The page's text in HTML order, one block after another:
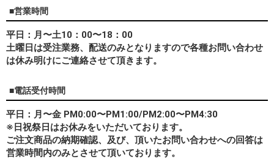
■営業時間
平日：月〜土10：00〜18：00
土曜日は受注業務、配送のみとなりますので各種お問い合わせ
は休み明けにご連絡させて頂きます。
■電話受付時間
平日：月〜金 PM0:00〜PM1:00/PM2:00〜PM4:30
※日祝祭日はお休みをいただいております。
ご注文商品の納期確認、及び、頂いたお問い合わせへの回答は
営業時間内のみとさせて頂いております。